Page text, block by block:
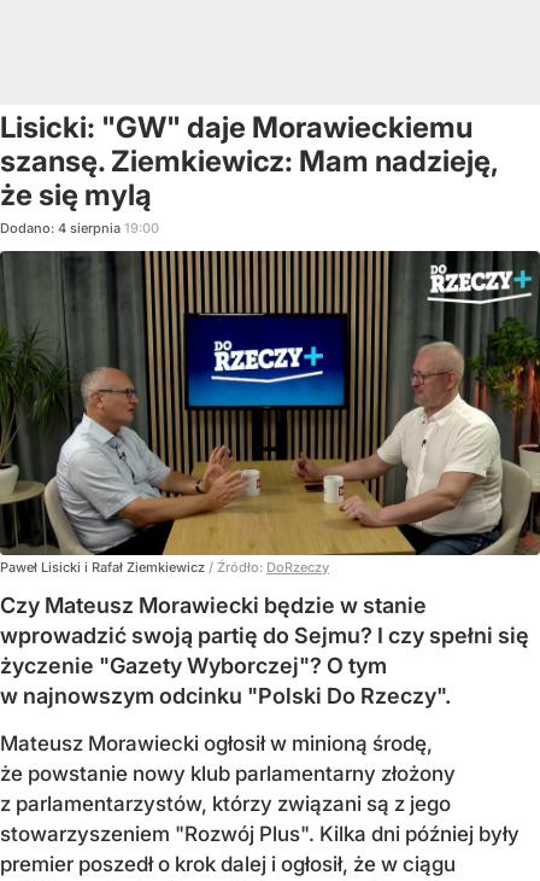
Lisicki: "GW" daje Morawieckiemu
szansę. Ziemkiewicz: Mam nadzieję,
że się mylą
Dodano: 4 sierpnia 19:00
Paweł Lisicki i Rafał Ziemkiewicz / Źródło: DoRzeczy
Czy Mateusz Morawiecki będzie w stanie
wprowadzić swoją partię do Sejmu? I czy spełni się
życzenie "Gazety Wyborczej"? O tym
w najnowszym odcinku "Polski Do Rzeczy".
Mateusz Morawiecki ogłosił w minioną środę,
że powstanie nowy klub parlamentarny złożony
z parlamentarzystów, którzy związani są z jego
stowarzyszeniem "Rozwój Plus". Kilka dni później były
premier poszedł o krok dalej i ogłosił, że w ciągu